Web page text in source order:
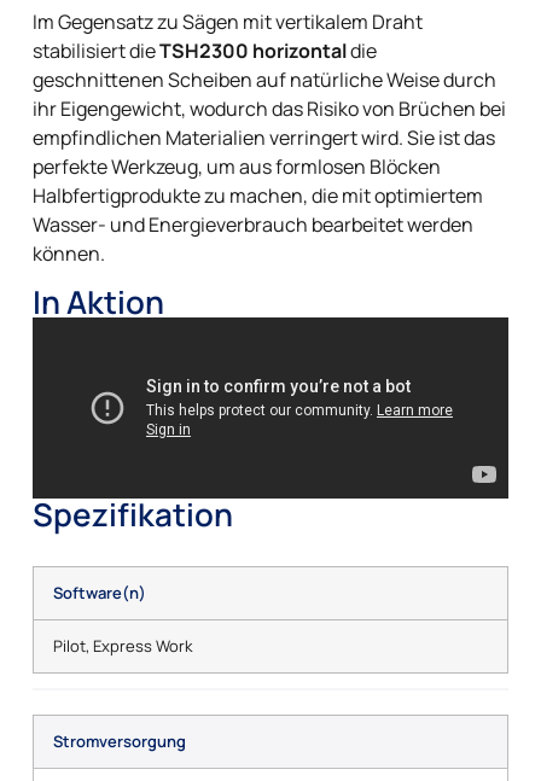
Im Gegensatz zu Sägen mit vertikalem Draht
stabilisiert dieTSH2300 horizontaldie
geschnittenen Scheiben auf natürliche Weise durch
ihr Eigengewicht, wodurch das Risiko von Brüchen bei
empfindlichen Materialien verringert wird. Sie ist das
perfekte Werkzeug, um aus formlosen Blöcken
Halbfertigprodukte zu machen, die mit optimiertem
Wasser- und Energieverbrauch bearbeitet werden
können.
In Aktion
Spezifikation
Software(n)
Pilot, Express Work
Stromversorgung